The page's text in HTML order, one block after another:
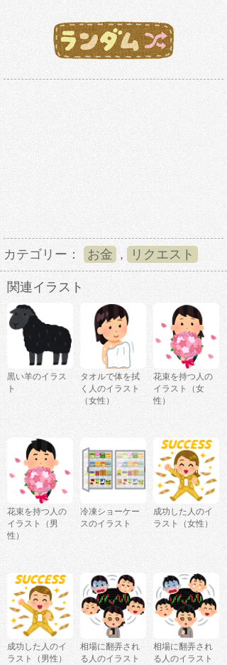
カテゴリー： お金 , リクエスト
関連イラスト
黒い羊のイラス
ト
タオルで体を拭
く人のイラスト
（女性）
花束を持つ人の
イラスト（女
性）
花束を持つ人の
イラスト（男
性）
冷凍ショーケー
スのイラスト
成功した人のイ
ラスト（女性）
成功した人のイ
ラスト（男性）
相場に翻弄され
る人のイラスト
相場に翻弄され
る人のイラスト